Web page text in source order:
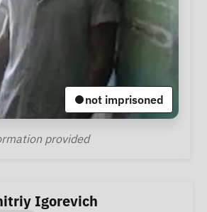
not imprisoned
provided
Igorevich